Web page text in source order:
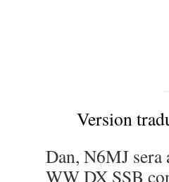
Version
Dan, N6MJ sera
WW DX SSB